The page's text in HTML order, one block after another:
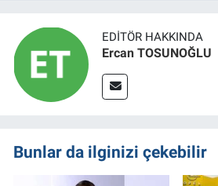
EDITÖR HAKKINDA
Ercan TOSUNOĞLU
Bunlar da ilginizi çekebilir